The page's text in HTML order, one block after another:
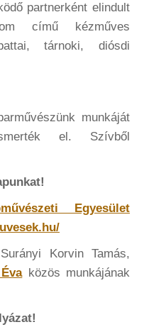
partnerként elindult
című kézműves
tárnoki, diósdi
munkáját
el. Szívből
Egyesület
Korvin Tamás,
közös munkájának